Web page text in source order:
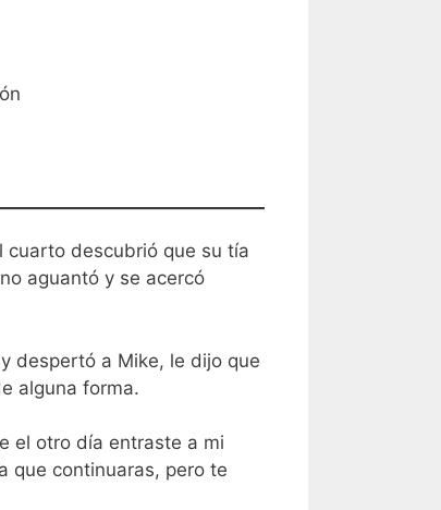
cuarto descubrió que su tía
aguantó y se acercó
despertó a Mike, le dijo que
alguna forma.
el otro día entraste a mi
que continuaras, pero te